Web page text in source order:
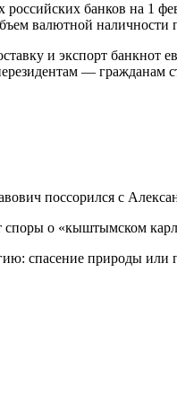
банков на 1
валютной
и экспорт банкнот
— гражданам
поссорился с
о «кыштымском
спасение природы или